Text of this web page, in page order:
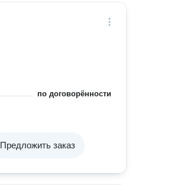
по договорённости
Предложить заказ